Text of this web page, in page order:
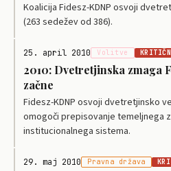
Koalicija Fidesz-KDNP osvoji
(263 sedežev od 386).
25. april 2010 Volitve
2010: Dvetretjinska zmaga
začne
Fidesz-KDNP osvoji dvetretjinsko
omogoči prepisovanje temeljnega
institucionalnega sistema.
29. maj 2010 Pravna država